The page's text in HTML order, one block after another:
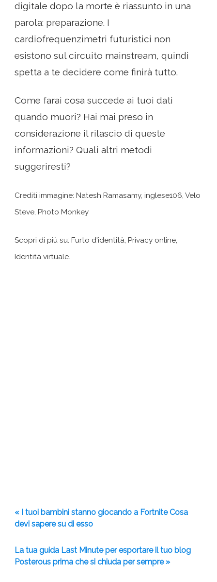
digitale dopo la morte è riassunto in una
parola: preparazione. I
cardiofrequenzimetri futuristici non
esistono sul circuito mainstream, quindi
spetta a te decidere come finirà tutto.
Come farai cosa succede ai tuoi dati
quando muori? Hai mai preso in
considerazione il rilascio di queste
informazioni? Quali altri metodi
suggeriresti?
Crediti immagine: Natesh Ramasamy, inglese106, Velo
Steve, Photo Monkey
Scopri di più su: Furto d'identità, Privacy online,
Identità virtuale.
« I tuoi bambini stanno giocando a Fortnite Cosa
devi sapere su di esso
La tua guida Last Minute per esportare il tuo blog
Posterous prima che si chiuda per sempre »